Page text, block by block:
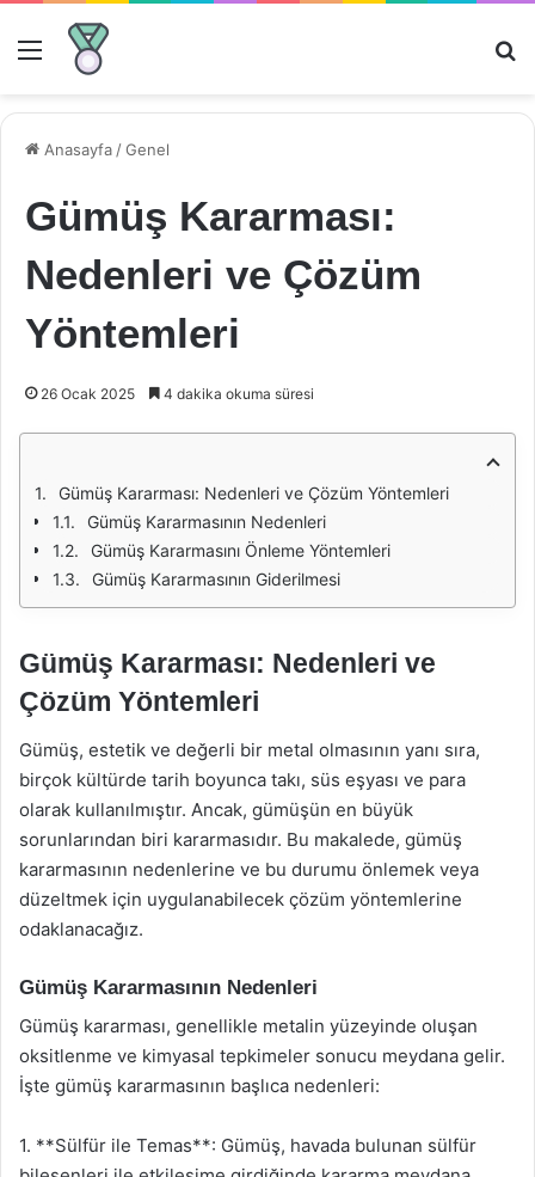
Menü
Anasayfa /Genel
Gümüş Kararması:
Nedenleri ve Çözüm
Yöntemleri
26 Ocak 2025 4 dakika okuma süresi
Gümüş Kararması: Nedenleri ve Çözüm Yöntemleri
Gümüş Kararmasının Nedenleri
Gümüş Kararmasını Önleme Yöntemleri
Gümüş Kararmasının Giderilmesi
Gümüş Kararması: Nedenleri ve
Çözüm Yöntemleri
Gümüş, estetik ve değerli bir metal olmasının yanı sıra,
birçok kültürde tarih boyunca takı, süs eşyası ve para
olarak kullanılmıştır. Ancak, gümüşün en büyük
sorunlarından biri kararmasıdır. Bu makalede, gümüş
kararmasının nedenlerine ve bu durumu önlemek veya
düzeltmek için uygulanabilecek çözüm yöntemlerine
odaklanacağız.
Gümüş Kararmasının Nedenleri
Gümüş kararması, genellikle metalin yüzeyinde oluşan
oksitlenme ve kimyasal tepkimeler sonucu meydana gelir.
İşte gümüş kararmasının başlıca nedenleri:
1. **Sülfür ile Temas**: Gümüş, havada bulunan sülfür